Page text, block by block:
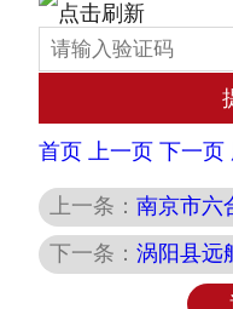
首页 上一页 下一页
上一条： 南京市六
下一条： 涡阳县远